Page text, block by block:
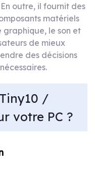
outre, il fournit des
matériels
le son et
de mieux
des décisions
/
votre PC ?